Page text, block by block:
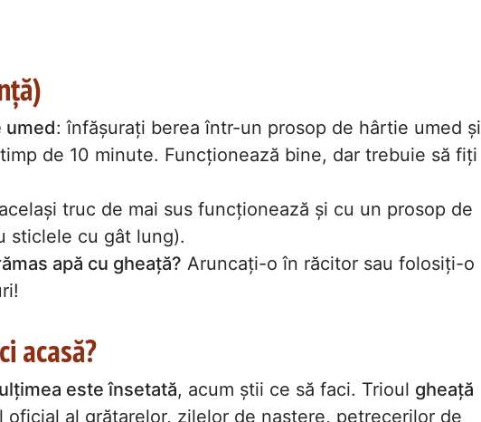
umed: înfășurați berea într-un prosop de hârtie umed și
de 10 minute. Funcționează bine, dar trebuie să fiți
truc de mai sus funcționează și cu un prosop de
sticlele cu gât lung).
apă cu gheață? Aruncați-o în răcitor sau folosiți-o
acasă?
este însetată, acum știi ce să faci. Trioul gheață
oficial al grătarelor, zilelor de naștere, petrecerilor de